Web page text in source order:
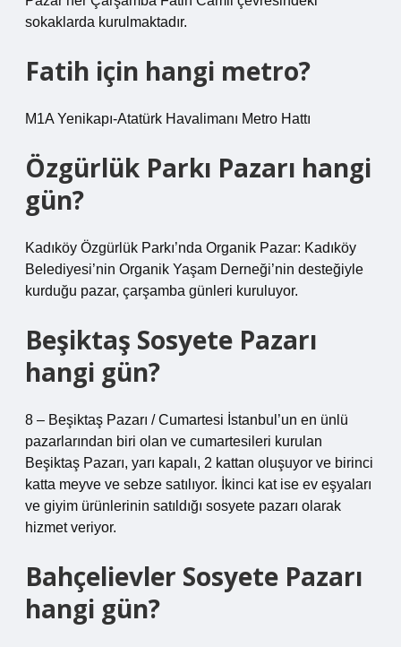
sokaklarda kurulmaktadır.
Fatih için hangi metro?
M1A Yenikapı-Atatürk Havalimanı Metro Hattı
Özgürlük Parkı Pazarı hangi
gün?
Kadıköy Özgürlük Parkı’nda Organik Pazar: Kadıköy
Belediyesi’nin Organik Yaşam Derneği’nin desteğiyle
kurduğu pazar, çarşamba günleri kuruluyor.
Beşiktaş Sosyete Pazarı
hangi gün?
8 – Beşiktaş Pazarı / Cumartesi İstanbul’un en ünlü
pazarlarından biri olan ve cumartesileri kurulan
Beşiktaş Pazarı, yarı kapalı, 2 kattan oluşuyor ve birinci
katta meyve ve sebze satılıyor. İkinci kat ise ev eşyaları
ve giyim ürünlerinin satıldığı sosyete pazarı olarak
hizmet veriyor.
Bahçelievler Sosyete Pazarı
hangi gün?